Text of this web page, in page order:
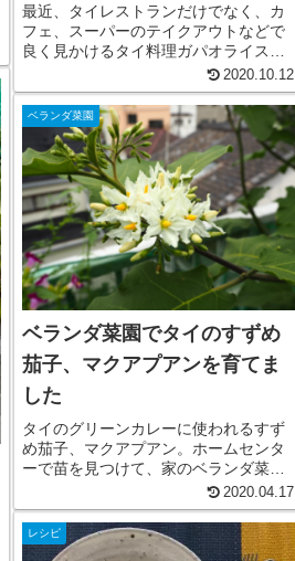
最近、タイレストランだけでなく、カ
フェ、スーパーのテイクアウトなどで
良く見かけるタイ料理ガパオライス。
バジル、ひき肉、ピーマンなどをナン
プラー、オイスターソースなどで炒め
て目玉焼きをのた家庭でも簡単に出来
るタイ料理。ガパオライスは日本では
バ...
2020.10.12
ベランダ菜園
ベランダ菜園でタイのすずめ
茄子、マクアプアンを育てま
した
タイのグリーンカレーに使われるすず
め茄子、マクアプアン。ホームセンタ
ーで苗を見つけて、家のベランダ菜園
に植えてみたところ、大きく育って、
花が咲き、実が収穫できるまでに育ち
ました。3年ほどで枯れてしまったので
すが、植えてからの顛末を日記にし
2020.04.17
レシピ